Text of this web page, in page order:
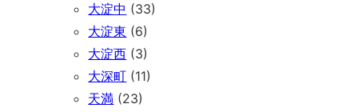
大淀中 (33)
大淀東 (6)
大淀西 (3)
大深町 (11)
天満 (23)